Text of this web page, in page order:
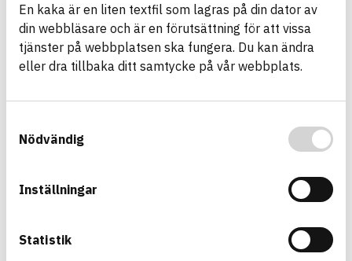
En kaka är en liten textfil som lagras på din dator av
din webbläsare och är en förutsättning för att vissa
tjänster på webbplatsen ska fungera. Du kan ändra
eller dra tillbaka ditt samtycke på vår webbplats.
Nödvändig
Inställningar
Statistik
Bygg med BASTA - medvetna
produktval!
BASTA-systemet är ensamt på marknaden om att
anläggningsprodukter. BASTA-systemet erbjuder
även bedömningskriterier och betyg kopplat till